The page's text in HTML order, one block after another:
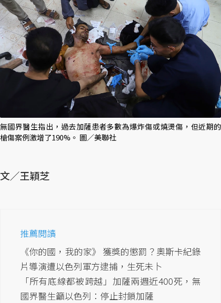
無國界醫生指出，過去加薩患者多數為爆炸傷或燒燙傷，但近期的
槍傷案例激增了190%。 圖／美聯社
文／王穎芝
推薦閱讀
《你的國，我的家》 獲獎的懲罰？奧斯卡紀錄
片導演遭以色列軍方逮捕，生死未卜
「所有底線都被跨越」加薩兩週近400死，無
國界醫生籲以色列：停止封鎖加薩